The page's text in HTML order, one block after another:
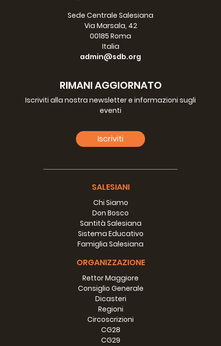
Sede Centrale Salesiana
Via Marsala, 42
00185 Roma
Italia
admin@sdb.org
RIMANI AGGIORNATO
Iscriviti alla nostra newsletter e informazioni sugli
eventi
Iscriviti
SALESIANI
Chi Siamo
Don Bosco
Santità Salesiana
Sistema Educativo
Famiglia Salesiana
ORGANIZZAZIONE
Rettor Maggiore
Consiglio Generale
Dicasteri
Regioni
Circoscrizioni
CG28
CG29